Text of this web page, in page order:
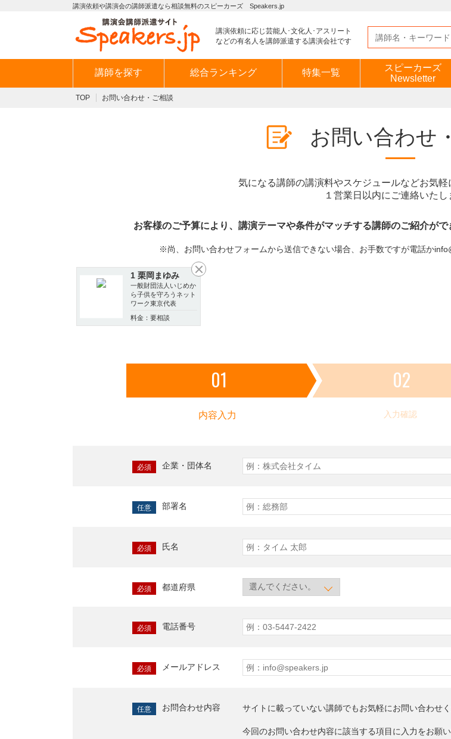
講演依頼や講演会の講師派遣なら相談無料のスピーカーズ Speakers.jp
講演依頼に応じ芸能人･文化人･アスリート
などの有名人を講師派遣する講演会社です
講師を探す 総合ランキング 特集一覧
スピーカーズ
Newsletter
TOP お問い合わせ・ご相談
お問い合わせ
気になる講師の講演料やスケジュールなどお気軽
１営業日以内にご連絡いたし
お客様のご予算により、講演テーマや条件がマッチする講師のご紹介が
※尚、お問い合わせフォームから送信できない場合、お手数ですが電話か
1 栗岡まゆみ
一般財団法人いじめか
ら子供を守ろうネット
ワーク東京代表
料金：要相談
01
内容入力
02
入力確認
必須 企業・団体名
任意 部署名
必須 氏名
必須 都道府県
必須 電話番号
必須 メールアドレス
任意 お問合わせ内容 サイトに載っていない講師でもお気軽にお問い合わせく
今回のお問い合わせ内容に該当する項目に入力をお願い